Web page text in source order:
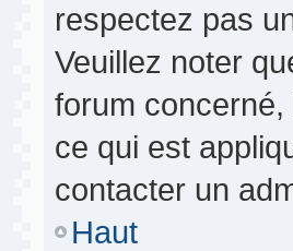
respectez pas
Veuillez noter
forum concerné,
ce qui est
contacter un
Haut